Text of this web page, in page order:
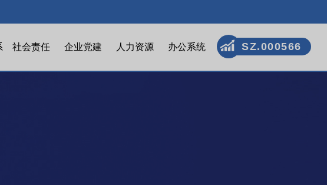
SZ.000566
社会责任 企业党建 人力资源 办公系统